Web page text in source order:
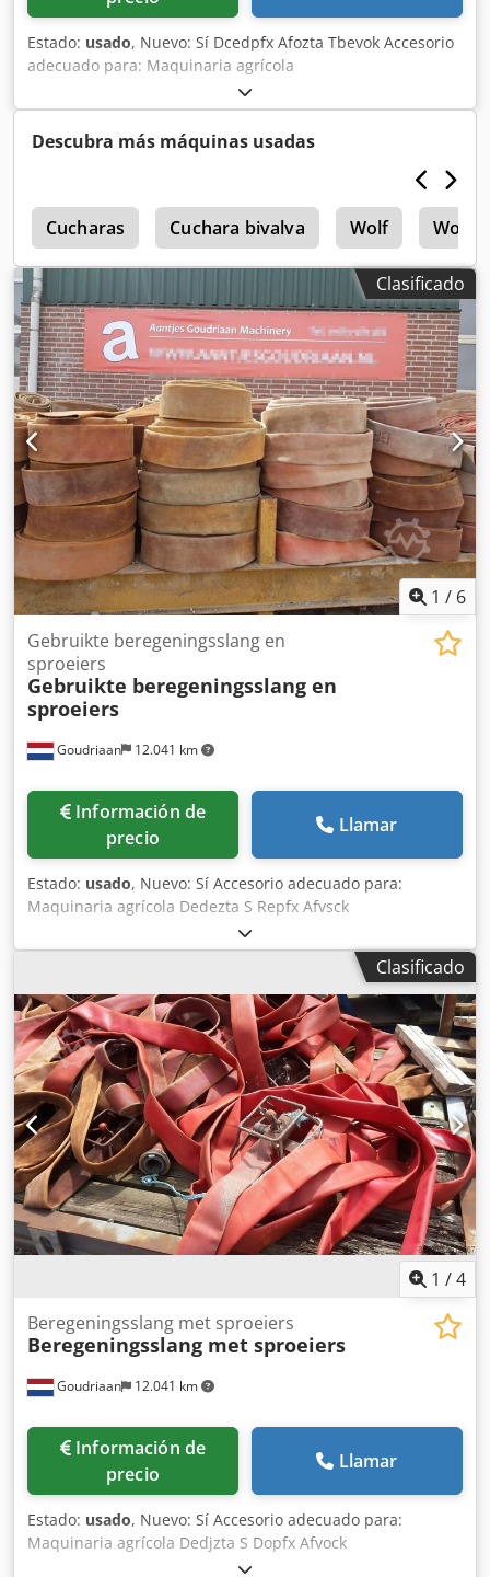
Estado: usado, Nuevo: Sí Dcedpfx Afozta Tbevok Accesorio
adecuado para: Maquinaria agrícola
Descubra más máquinas usadas
Cucharas Cuchara bivalva Wolf Wolf
Clasificado
1 / 6
Goudriaan 12.041 km
Gebruikte beregeningsslang en
sproeiers
Gebruikte beregeningsslang en
sproeiers
Información de
precio
Llamar
Estado: usado, Nuevo: Sí Accesorio adecuado para:
Maquinaria agrícola Dedezta S Repfx Afvsck
Clasificado
1 /4
Goudriaan 12.041 km
Beregeningsslang met sproeiers
Beregeningsslang met sproeiers
Información de
precio
Llamar
Estado: usado, Nuevo: Sí Accesorio adecuado para:
Maquinaria agrícola Dedjzta S Dopfx Afvock